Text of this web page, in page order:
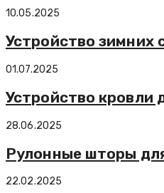
10.05.2025
Устройство зимних
01.07.2025
Устройство кровли
28.06.2025
Рулонные шторы
22.02.2025